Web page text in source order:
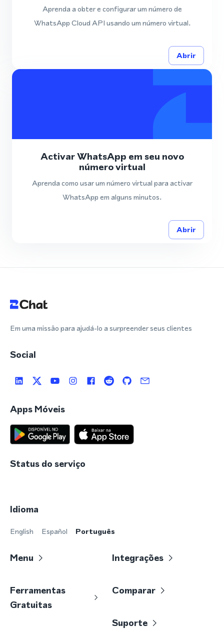
Aprenda a obter e configurar um número de
WhatsApp Cloud API usando um número virtual.
Abrir
Activar WhatsApp em seu novo
número virtual
Aprenda como usar um número virtual para activar
WhatsApp em alguns minutos.
Abrir
Em uma missão para ajudá-lo a surpreender seus clientes
Social
Apps Móveis
Status do serviço
Idioma
English Español Português
Menu Integrações
Ferramentas
Gratuitas
Comparar
Suporte